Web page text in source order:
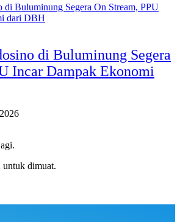
di Buluminung Segera
Incar Dampak Ekonomi
untuk dimuat.